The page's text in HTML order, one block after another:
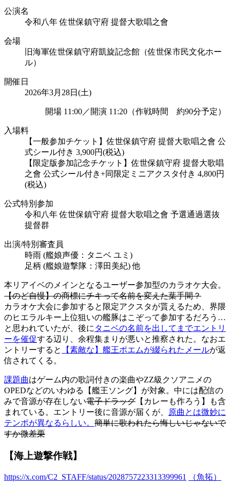
公演名
令和八年 佐世保鎮守府 提督大歌唱之會
会場
旧海軍佐世保鎮守府凱旋記念館（佐世保市民文化ホー
ル）
開催日
2026年3月28日(土)
開場 11:00／開演 11:20（作戦時間 約90分予定）
入場料
【一般参加チケット】佐世保鎮守府 提督大歌唱之會 公
式シール付き 3,900円(税込)
【限定版参加記念チケット】佐世保鎮守府 提督大歌唱
之會 公式シール付き+同限定ミニアクスタ付き 4,800円
(税込)
公式特別参加
令和八年 佐世保鎮守府 提督大歌唱之會 予選通過選抜
提督群
出演/特別審査員
時雨 (艦娘声優：タニベ ユミ)
足柄 (艦娘遊撃隊：澤田美紀) 他
本リアイベのメインとなるユーザー参加型のカラオケ大会。
【のど自慢】の商標にチキって名前を変えた葉手間？
カラオケ大会に参加すると限定アクスタが貰えるため、界隈
のヒエラルキー上位狙いの艦豚はこぞって参加するだろう…
と思われていたが、後に タニベの名前を出してまでエントリ
ーを催促する辺り、余程集まりが悪いと推察された。なおエ
ントリーすると
【素敵な】艦王ポエムが綴られたメールが返
信されてくる。
課題曲はゲーム内の歌詞付きの楽曲やZZ級クソアニメの
OPEDなどのいわゆる【艦王ソング】が対象。中には配信の
みで音源が存在しない電子ドラッグ 【カレーも作ろう】も含
まれている。エントリー後に音源が届くが、
原曲とは微妙に
テンポが異なるらしい。 簡単に歌われたら悔しいじゃないで
すか微差栗
【海上遊撃作戦】
https://x.com/C2_STAFF/status/2028757223313399961 （魚拓）